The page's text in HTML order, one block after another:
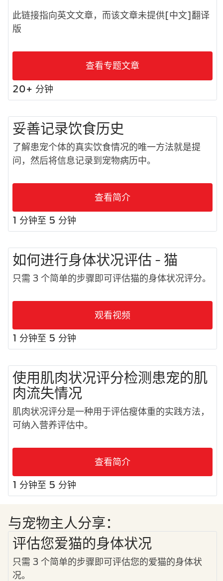
此链接指向英文文章，而该文章未提供[中文]翻译
版
查看专题文章
20+ 分钟
妥善记录饮食历史
了解患宠个体的真实饮食情况的唯一方法就是提
问，然后将信息记录到宠物病历中。
查看简介
1 分钟至 5 分钟
如何进行身体状况评估 - 猫
只需 3 个简单的步骤即可评估猫的身体状况评分。
观看视频
1 分钟至 5 分钟
使用肌肉状况评分检测患宠的肌
肉流失情况
肌肉状况评分是一种用于评估瘦体重的实践方法，
可纳入营养评估中。
查看简介
1 分钟至 5 分钟
与宠物主人分享：
评估您爱猫的身体状况
只需 3 个简单的步骤即可评估您的爱猫的身体状
况。